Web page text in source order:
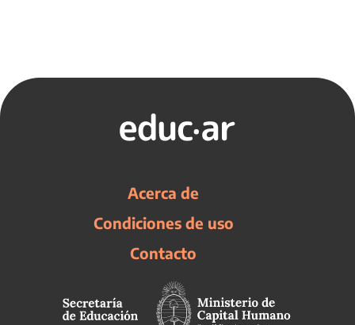
Acerca de
Condiciones de uso
Contacto